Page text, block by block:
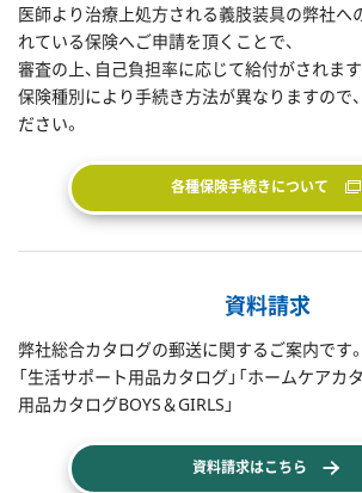
医師より治療上処方される義肢装具の弊社へ
れている保険へご申請を頂くことで、
審査の上、自己負担率に応じて給付がされます
保険種別により手続き方法が異なりますので
ださい。
各種保険手続きについて
資料請求
弊社総合カタログの郵送に関するご案内です。
「生活サポート用品カタログ」「ホームケアカ
用品カタログBOYS＆GIRLS」
資料請求はこちら